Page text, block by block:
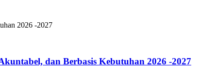
dan Berbasis Kebutuhan 2026 -2027